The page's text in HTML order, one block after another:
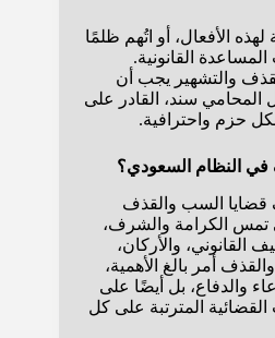
الأفعال، أو اتُهم ظلمًا
القانونية.
والتشهير يجب أن
سند، القادر على
حزم واحترافية.
في النظام السعودي؟
قضايا السب والقذف
تمس الكرامة والشرف،
القانوني، والأركان،
أمر بالغ الأهمية،
والدفاع، بل أيضًا على
المترتبة على كل